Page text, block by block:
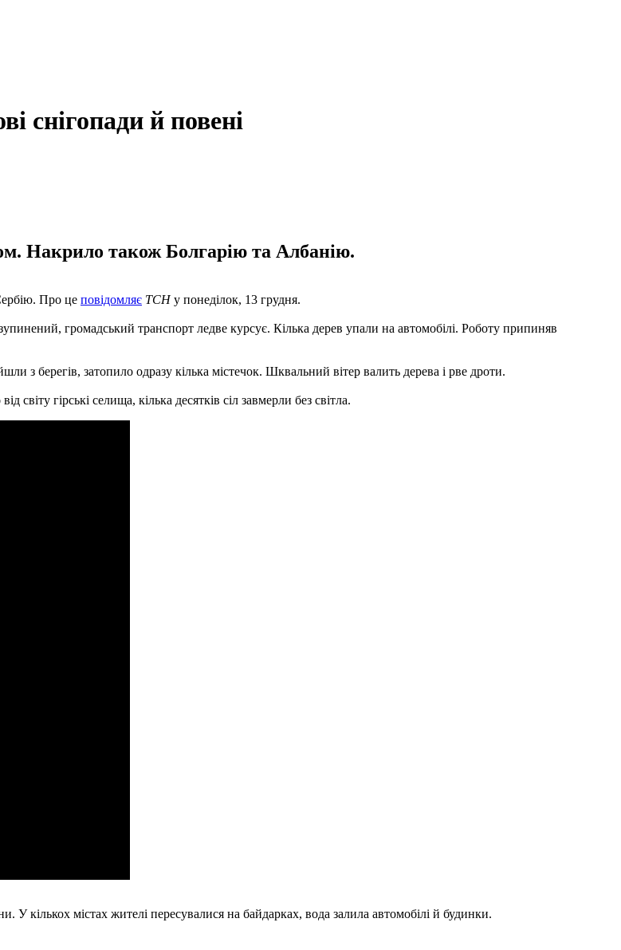
снігопади й повені
Накрило також Болгарію та Албанію.
Про це повідомляє ТСНу понеділок, 13 грудня.
громадський транспорт ледве курсує. Кілька дерев упали на автомобілі. Роботу припиняв
з берегів, затопило одразу кілька містечок. Шквальний вітер валить дерева і рве дроти.
світу гірські селища, кілька десятків сіл завмерли без світла.
У кількох містах жителі пересувалися на байдарках, вода залила автомобілі й будинки.